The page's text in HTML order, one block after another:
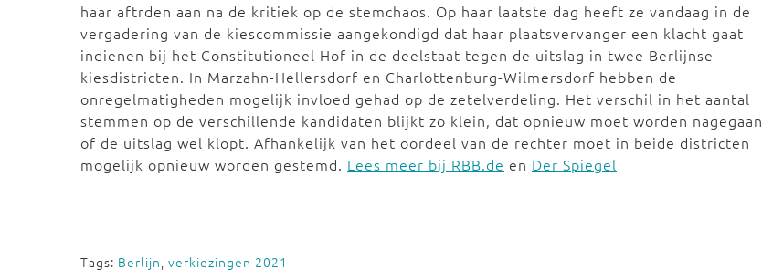
haar aftrden aan na de kritiek op de stemchaos. Op haar laatste dag heeft ze vandaag in de
vergadering van de kiescommissie aangekondigd dat haar plaatsvervanger een klacht gaat
indienen bij het Constitutioneel Hof in de deelstaat tegen de uitslag in twee Berlijnse
kiesdistricten. In Marzahn-Hellersdorf en Charlottenburg-Wilmersdorf hebben de
onregelmatigheden mogelijk invloed gehad op de zetelverdeling. Het verschil in het aantal
stemmen op de verschillende kandidaten blijkt zo klein, dat opnieuw moet worden nagegaan
of de uitslag wel klopt. Afhankelijk van het oordeel van de rechter moet in beide districten
mogelijk opnieuw worden gestemd. Lees meer bij RBB.de en Der Spiegel
Tags: Berlijn, verkiezingen 2021